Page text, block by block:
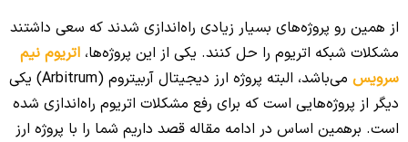
از همین رو پروژه‌های بسیار زیادی راه‌اندازی شدند که سعی داشتند
مشکلات شبکه اتریوم را حل کنند. یکی از این پروژه‌ها، اتریوم نیم
سرویس
می‌باشد، البته پروژه ارز دیجیتال آربیتروم (Arbitrum) یکی
دیگر از پروژه‌هایی است که برای رفع مشکلات اتریوم راه‌اندازی شده
است. برهمین اساس در ادامه مقاله قصد داریم شما را با پروژه ارز